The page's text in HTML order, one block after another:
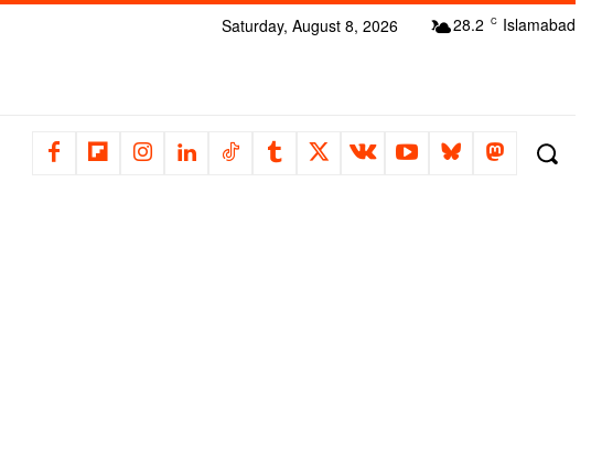
28.2 C Islamabad
Saturday, August 8, 2026